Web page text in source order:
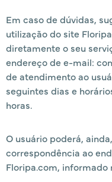
Em caso de dúvidas,
utilização do site
diretamente o seu
endereço de e-mail:
de atendimento ao
seguintes dias e
horas.
O usuário poderá,
correspondência ao
Floripa.com,